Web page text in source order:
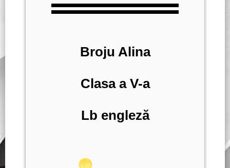
Broju Alina
Clasa a V-a
Lb engleză